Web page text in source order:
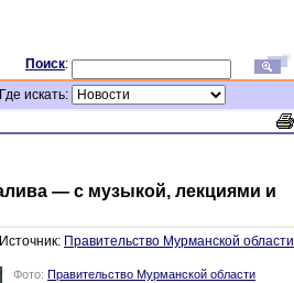
Поиск:
Где искать:
— с музыкой, лекциями и
Источник: Правительство Мурманской области
Фото: Правительство Мурманской области